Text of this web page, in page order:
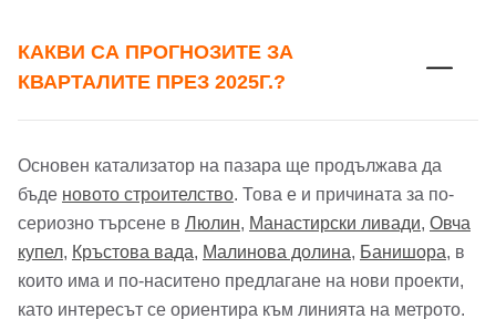
КАКВИ СА ПРОГНОЗИТЕ ЗА
КВАРТАЛИТЕ ПРЕЗ 2025Г.?
Основен катализатор на пазара ще продължава да
бъде новото строителство. Това е и причината за по-
сериозно търсене в Люлин, Манастирски ливади, Овча
купел, Кръстова вада, Малинова долина, Банишора, в
които има и по-наситено предлагане на нови проекти,
като интересът се ориентира към линията на метрото.